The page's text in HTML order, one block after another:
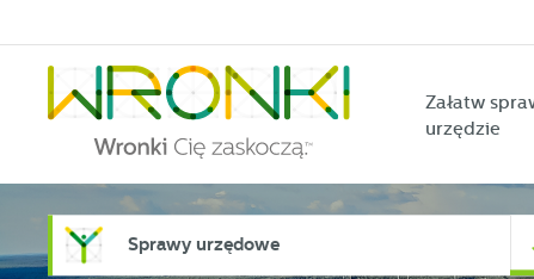
Załatw
urzędzie
Sprawy urzędowe